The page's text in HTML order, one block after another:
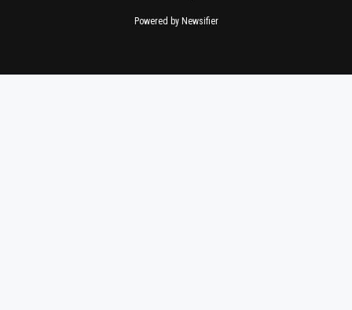
Powered by Newsifier